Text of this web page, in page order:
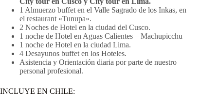
1 Almuerzo buffet en el Valle Sagrado de los Inkas, en
el restaurant «Tunupa».
2 Noches de Hotel en la ciudad del Cusco.
1 noche de Hotel en Aguas Calientes – Machupicchu
1 noche de Hotel en la ciudad Lima.
4 Desayunos buffet en los Hoteles.
Asistencia y Orientación diaria por parte de nuestro
personal profesional.
INCLUYE EN CHILE: